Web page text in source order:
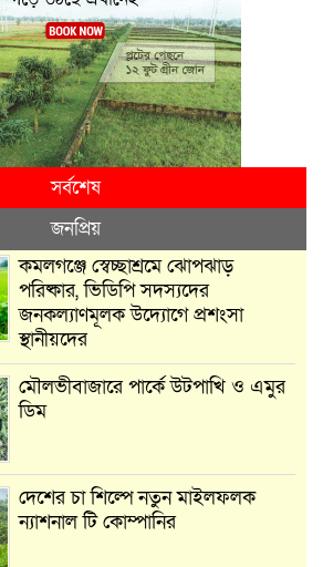
সর্বশেষ
জনপ্রিয়
কমলগঞ্জে স্বেচ্ছাশ্রমে ঝোপঝাড়
পরিষ্কার, ভিডিপি সদস্যদের
জনকল্যাণমূলক উদ্যোগে প্রশংসা
স্থানীয়দের
মৌলভীবাজারে পার্কে উটপাখি ও এমুর
ডিম
দেশের চা শিল্পে নতুন মাইলফলক
ন্যাশনাল টি কোম্পানির